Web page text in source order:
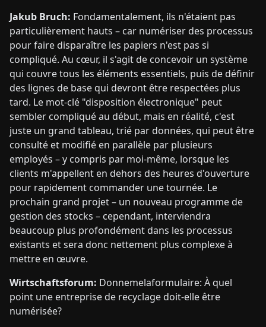
Jakub Bruch: Fondamentalement, ils n'étaient pas
particulièrement hauts – car numériser des processus
pour faire disparaître les papiers n'est pas si
compliqué. Au cœur, il s'agit de concevoir un système
qui couvre tous les éléments essentiels, puis de définir
des lignes de base qui devront être respectées plus
tard. Le mot-clé "disposition électronique" peut
sembler compliqué au début, mais en réalité, c'est
juste un grand tableau, trié par données, qui peut être
consulté et modifié en parallèle par plusieurs
employés – y compris par moi-même, lorsque les
clients m'appellent en dehors des heures d'ouverture
pour rapidement commander une tournée. Le
prochain grand projet – un nouveau programme de
gestion des stocks – cependant, interviendra
beaucoup plus profondément dans les processus
existants et sera donc nettement plus complexe à
mettre en œuvre.
Wirtschaftsforum: Donnemelaformulaire: À quel
point une entreprise de recyclage doit-elle être
numérisée?